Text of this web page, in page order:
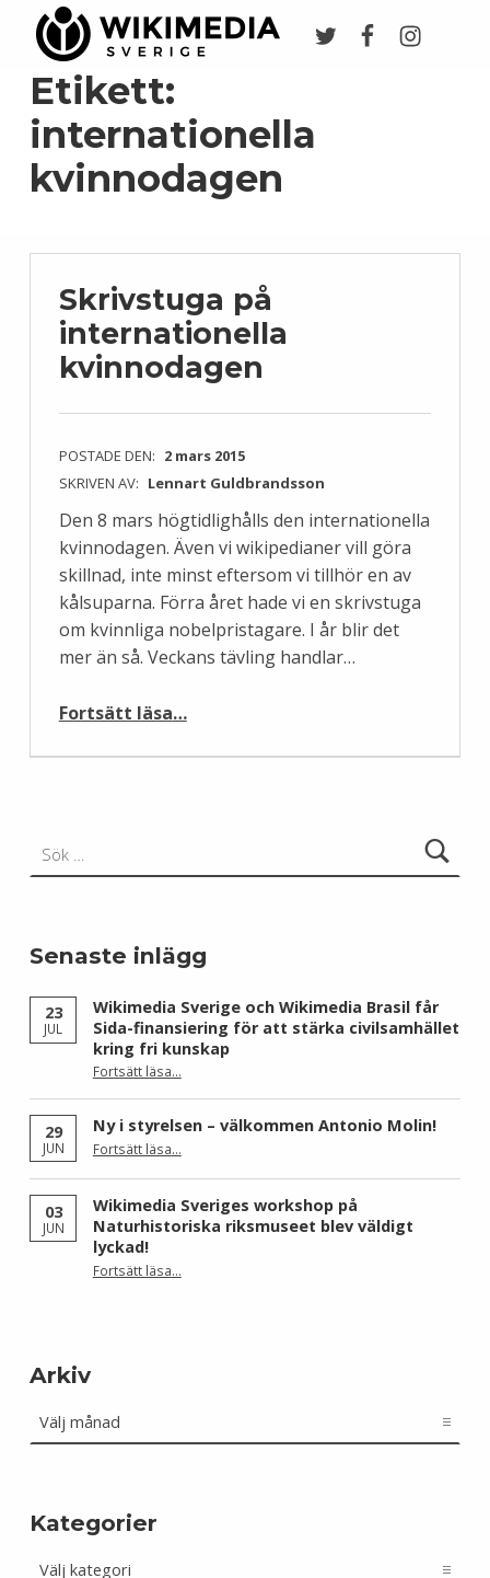
Etikett:
internationella
kvinnodagen
Skrivstuga på
internationella
kvinnodagen
POSTADE DEN: 2 mars 2015
SKRIVEN AV: Lennart Guldbrandsson
Den 8 mars högtidlighålls den internationella
kvinnodagen. Även vi wikipedianer vill göra
skillnad, inte minst eftersom vi tillhör en av
kålsuparna. Förra året hade vi en skrivstuga
om kvinnliga nobelpristagare. I år blir det
mer än så. Veckans tävling handlar…
Fortsätt läsa…
Senaste inlägg
23
JUL
Wikimedia Sverige och Wikimedia Brasil får
Sida-finansiering för att stärka civilsamhället
kring fri kunskap
Fortsätt läsa“Wikimedia Sverige och Wikimedia Brasil får Sida-finansiering för att stärka civilsamhället kring fri kunskap”
…
29
JUN
Ny i styrelsen – välkommen Antonio Molin!
Fortsätt läsa“Ny i styrelsen – välkommen Antonio Molin!”
…
03
JUN
Wikimedia Sveriges workshop på
Naturhistoriska riksmuseet blev väldigt
lyckad!
Fortsätt läsa“Wikimedia Sveriges workshop på Naturhistoriska riksmuseet blev väldigt lyckad!”
…
Arkiv
Kategorier